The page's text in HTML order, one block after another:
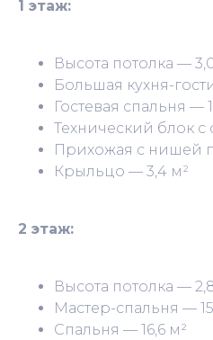
1 этаж:
Высота потолка —
Большая кухня-
Гостевая спальня —
Технический блок с
Прихожая с нишей
Крыльцо — 3,4 м²
2 этаж:
Высота потолка —
Мастер-спальня —
Спальня — 16,6 м²